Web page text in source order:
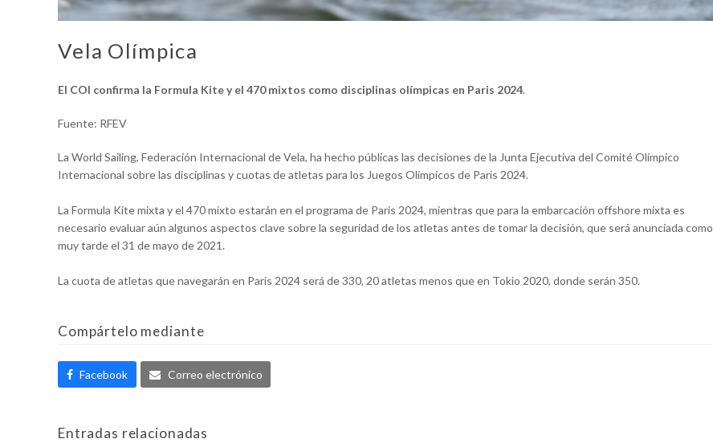
Vela Olímpica
El COI confirma la Formula Kite y el 470 mixtos como disciplinas olímpicas en Paris 2024.
Fuente: RFEV
La World Sailing, Federación Internacional de Vela, ha hecho públicas las decisiones de la Junta Ejecutiva del Comité Olímpico
Internacional sobre las disciplinas y cuotas de atletas para los Juegos Olímpicos de Paris 2024.
La Formula Kite mixta y el 470 mixto estarán en el programa de Paris 2024, mientras que para la embarcación offshore mixta es
necesario evaluar aún algunos aspectos clave sobre la seguridad de los atletas antes de tomar la decisión, que será anunciada como
muy tarde el 31 de mayo de 2021.
La cuota de atletas que navegarán en París 2024 será de 330, 20 atletas menos que en Tokio 2020, donde serán 350.
Compártelo mediante
Facebook Correo electrónico
Entradas relacionadas